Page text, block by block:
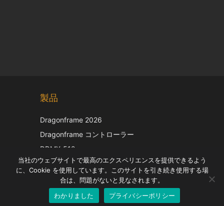
製品
Dragonframe 2026
Dragonframe コントローラー
DDMX-512
DMC-32
EOS LV補正キャップ
当社のウェブサイトで最高のエクスペリエンスを提供できるよう
に、Cookie を使用しています。このサイトを引き続き使用する場
合は、問題がないと見なされます。
わかりました
プライバシーポリシー
Japanese
English
German